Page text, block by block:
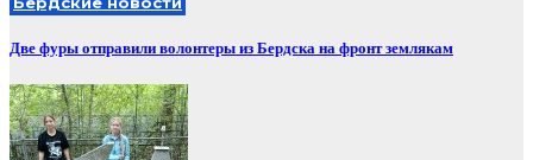
Две фуры отправили волонтеры из Бердска на фронт землякам